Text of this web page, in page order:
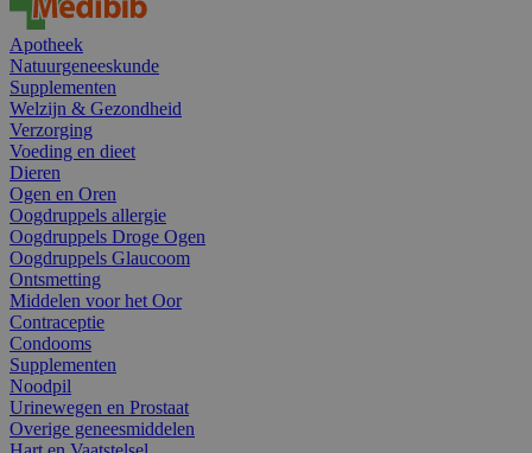
Apotheek
Natuurgeneeskunde
Supplementen
Welzijn & Gezondheid
Verzorging
Voeding en dieet
Dieren
Ogen en Oren
Oogdruppels allergie
Oogdruppels Droge Ogen
Oogdruppels Glaucoom
Ontsmetting
Middelen voor het Oor
Contraceptie
Condooms
Supplementen
Noodpil
Urinewegen en Prostaat
Overige geneesmiddelen